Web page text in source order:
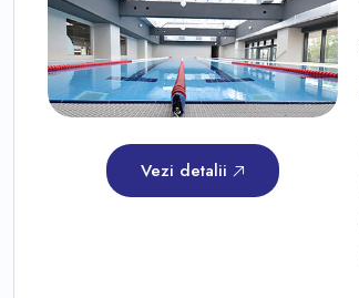
Vezi detalii